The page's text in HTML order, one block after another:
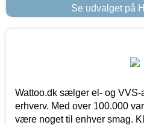
Se udvalget på
Wattoo.dk sælger el- og VVS-
erhverv. Med over 100.000
være noget til enhver smag.